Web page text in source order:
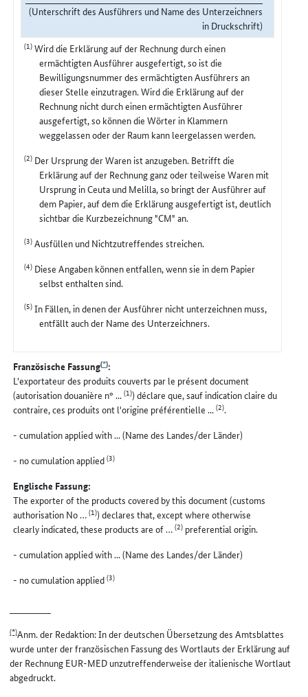
(Unterschrift des Ausführers und Name des Unterzeichners
in Druckschrift)
(1)Wird die Erklärung auf der Rechnung durch einen
ermächtigten Ausführer ausgefertigt, so ist die
Bewilligungsnummer des ermächtigten Ausführers an
dieser Stelle einzutragen. Wird die Erklärung auf der
Rechnung nicht durch einen ermächtigten Ausführer
ausgefertigt, so können die Wörter in Klammern
weggelassen oder der Raum kann leergelassen werden.
(2) Der Ursprung der Waren ist anzugeben. Betrifft die
Erklärung auf der Rechnung ganz oder teilweise Waren mit
Ursprung in Ceuta und Melilla, so bringt der Ausführer auf
dem Papier, auf dem die Erklärung ausgefertigt ist, deutlich
sichtbar die Kurzbezeichnung "CM" an.
(3)Ausfüllen und Nichtzutreffendes streichen.
(4) Diese Angaben können entfallen, wenn sie in dem Papier
selbst enthalten sind.
(5)In Fällen, in denen der Ausführer nicht unterzeichnen muss,
entfällt auch der Name des Unterzeichners.
Französische Fassung(*):
L'exportateur des produits couverts par le présent document
(autorisation douanière n° ...(1)) déclare que, sauf indication claire du
contraire, ces produits ont l'origine préférentielle ...(2).
- cumulation applied with ... (Name des Landes/der Länder)
- no cumulation applied(3)
Englische Fassung:
The exporter of the products covered by this document (customs
authorisation No …(1)) declares that, except where otherwise
clearly indicated, these products are of …(2) preferential origin.
- cumulation applied with ... (Name des Landes/der Länder)
- no cumulation applied(3)
(*)Anm. der Redaktion: In der deutschen Übersetzung des Amtsblattes
wurde unter der französischen Fassung des Wortlauts der Erklärung auf
der Rechnung EUR-MED unzutreffenderweise der italienische Wortlaut
abgedruckt.